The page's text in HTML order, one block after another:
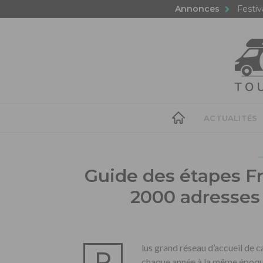
Annonces
ACTUALITÉS
Guide des étapes
2000
lus grand réseau d’accueil de